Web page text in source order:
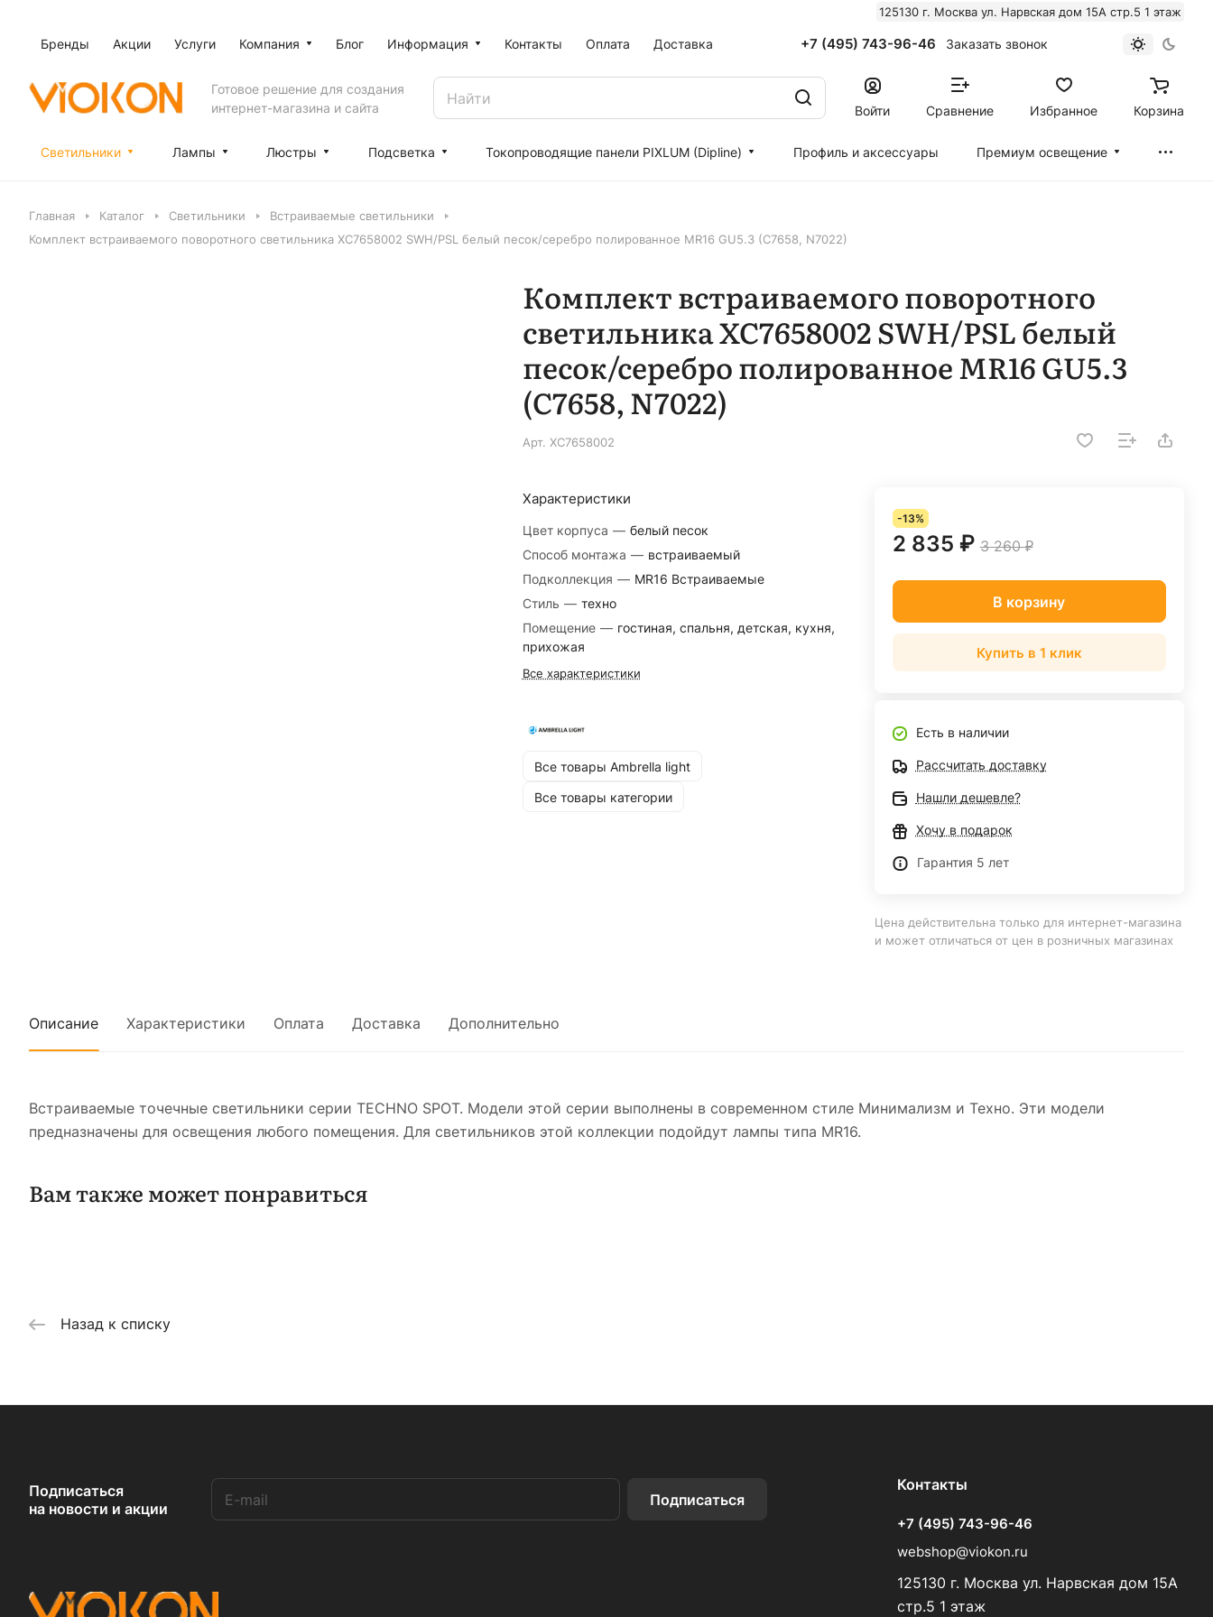
125130 г. Москва ул. Нарвская дом 15А стр.5 1 этаж
Бренды Акции Услуги Компания Блог Информация Контакты Оплата Доставка +7 (495) 743-96-46 Заказать звонок
Готовое решение для создания
интернет-магазина и сайта
Войти Сравнение Избранное Корзина
Светильники Лампы Люстры Подсветка Токопроводящие панели PIXLUM (Dipline) Профиль и аксессуары Премиум освещение
Главная Каталог Светильники
Встраиваемые светильники
Комплект встраиваемого поворотного светильника XC7658002 SWH/PSL белый песок/серебро полированное MR16 GU5.3 (C7658, N7022)
Комплект встраиваемого поворотного
светильника XC7658002 SWH/PSL белый
песок/серебро полированное MR16 GU5.3
(C7658, N7022)
Арт. XC7658002
Характеристики
Цвет корпуса — белый песок
Способ монтажа — встраиваемый
Подколлекция — MR16 Встраиваемые
Стиль — техно
Помещение — гостиная, спальня, детская, кухня,
прихожая
Все характеристики
Все товары Ambrella light
Все товары категории
-13%
2 835 ₽ 3 260 ₽
В корзину
Купить в 1 клик
Есть в наличии
Рассчитать доставку
Нашли дешевле?
Хочу в подарок
Гарантия 5 лет
Цена действительна только для интернет-магазина
и может отличаться от цен в розничных магазинах
Описание Характеристики Оплата Доставка Дополнительно
Встраиваемые точечные светильники серии TECHNO SPOT. Модели этой серии выполнены в современном стиле Минимализм и Техно. Эти модели
предназначены для освещения любого помещения. Для светильников этой коллекции подойдут лампы типа MR16.
Вам также может понравиться
Назад к списку
Подписаться
на новости и акции
Подписаться
Контакты
+7 (495) 743-96-46
webshop@viokon.ru
125130 г. Москва ул. Нарвская дом 15А
стр.5 1 этаж